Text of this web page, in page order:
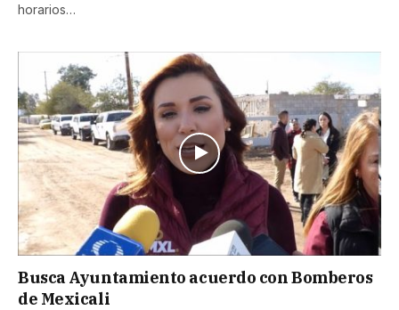
horarios…
Busca Ayuntamiento acuerdo con Bomberos
de Mexicali